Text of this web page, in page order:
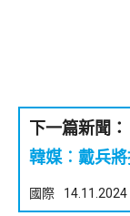
下一篇新聞：
韓媒︰戴兵
國際 14.11.2024